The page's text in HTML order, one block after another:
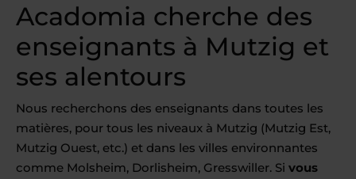
Acadomia cherche des
enseignants à Mutzig et
ses alentours
Nous recherchons des enseignants dans toutes les
matières, pour tous les niveaux à Mutzig (Mutzig Est,
Mutzig Ouest, etc.) et dans les villes environnantes
comme Molsheim, Dorlisheim, Gresswiller. Si vous